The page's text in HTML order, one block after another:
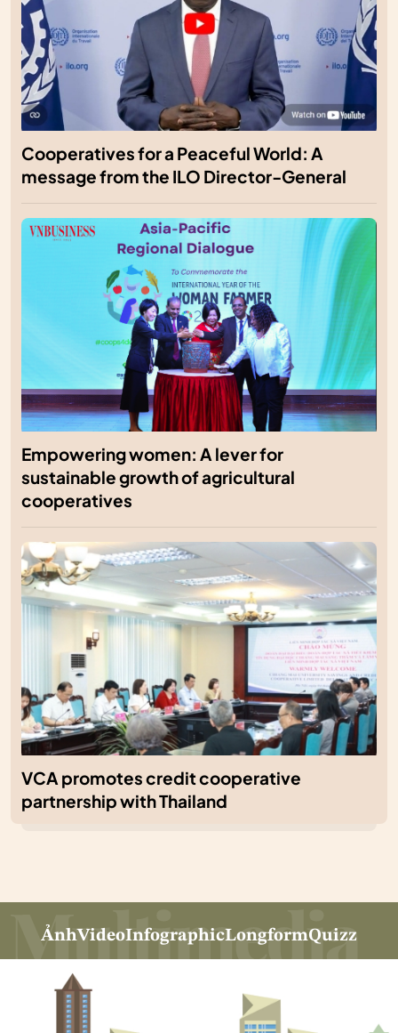
Cooperatives for a Peaceful World: A
message from the ILO Director-General
Empowering women: A lever for
sustainable growth of agricultural
cooperatives
VCA promotes credit cooperative
partnership with Thailand
ẢnhVideoInfographicLongformQuizz